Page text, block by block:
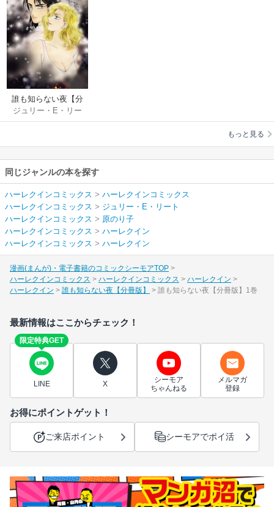
誰も知らない夜【分
冊版】
ジュリー・E・リー
ト/原のり子
もっと見る
同じジャンルの本を探す
ハーレクインコミックス > ハーレクインコミックス
ハーレクインコミックス > ジュリー・E・リート
ハーレクインコミックス > 原のり子
ハーレクインコミックス > ハーレクイン
ハーレクインコミックス > ハーレクイン
漫画(まんが)・電子書籍のコミックシーモアTOP
ハーレクインコミックス
ハーレクインコミックス
ハーレクイン
ハーレクイン
誰も知らない夜【分冊版】 誰も知らない夜【分冊版】1巻
最新情報はここからチェック！
限定特典GET
LINE X
シーモア
ちゃんねる
メルマガ
登録
お得にポイントゲット！
ご来店ポイント シーモアでポイ活